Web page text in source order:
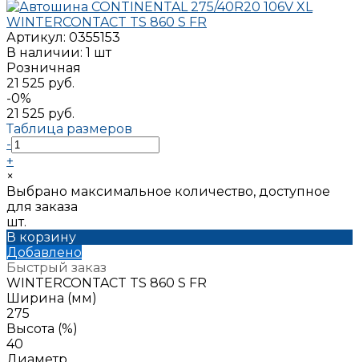
Артикул: 0355153
В наличии: 1 шт
Розничная
21 525 руб.
-0%
21 525 руб.
Таблица размеров
-
+
×
Выбрано максимальное количество, доступное
для заказа
шт.
В корзину
Добавлено
Быстрый заказ
WINTERCONTACT TS 860 S FR
Ширина (мм)
275
Высота (%)
40